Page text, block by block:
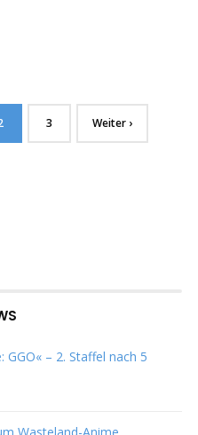
3 Weiter ›
– 2. Staffel nach 5
Wasteland-Anime